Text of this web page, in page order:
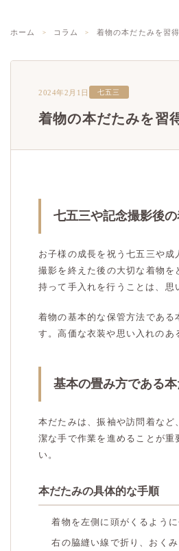
ホーム コラム 着物の本だたみを習
2024年2月1日 七五三
着物の本だたみを習
七五三や記念撮影後
お子様の成長を祝う七五三や成
撮影を終えた後の大切な着物
持って手入れを行うことは、思
着物の基本的な保管方法であ
す。高価な衣装や思い入れのあ
基本の畳み方である
本だたみは、振袖や訪問着な
潔な手で作業を進めることが
い。
本だたみの具体的な手順
着物を左側に頭がくるよう
右の脇縫い線で折り、おく